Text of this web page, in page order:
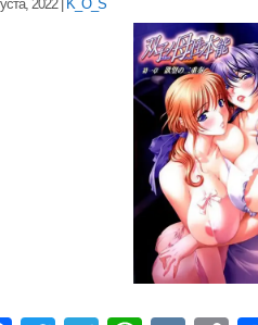
2022| K_O_S